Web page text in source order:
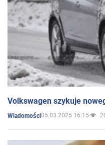
Volkswagen szykuje
Wiadomości05.03.2025 16:15